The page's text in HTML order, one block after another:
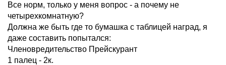
Все норм, только у меня вопрос - а почему не
четырехкомнатную?
Должна же быть где то бумашка с таблицей наград, я
даже составить попытался:
Членовредительство Прейскурант
1 палец - 2к.